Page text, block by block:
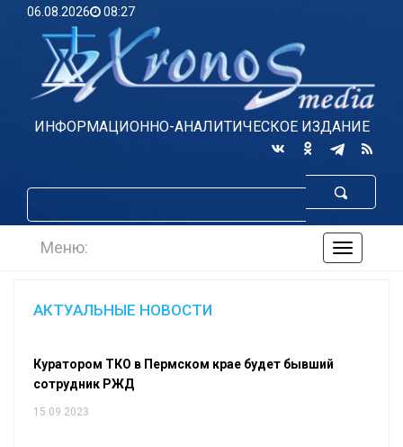
06.08.2026 08:27
ИНФОРМАЦИОННО-АНАЛИТИЧЕСКОЕ ИЗДАНИЕ
по
Меню:
АКТУАЛЬНЫЕ НОВОСТИ
Куратором ТКО в Пермском крае будет бывший
сотрудник РЖД
15.09.2023